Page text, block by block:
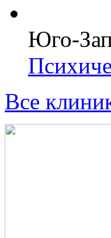
Юго-
Все